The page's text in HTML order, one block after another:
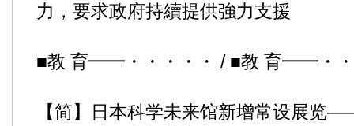
力，要求政府持續提供強力支援
■教 育━━・・・・・ / ■教 育━━・
【简】日本科学未来馆新增常设展览